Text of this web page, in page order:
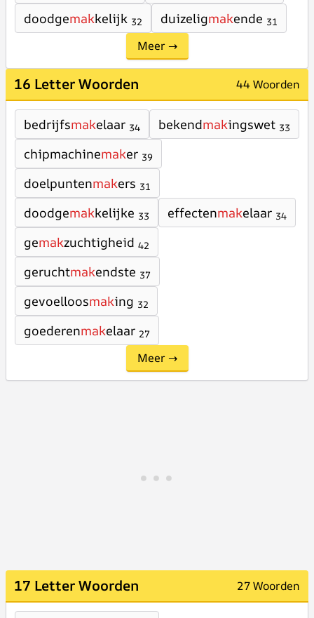
doodgemakkelijk 32 duizeligmakende 31
Meer →
16 Letter Woorden 44 Woorden
bedrijfsmakelaar 34 bekendmakingswet 33
chipmachinemaker 39
doelpuntenmakers 31
doodgemakkelijke 33 effectenmakelaar 34
gemakzuchtigheid 42
geruchtmakendste 37
gevoelloosmaking 32
goederenmakelaar 27
Meer →
17 Letter Woorden 27 Woorden